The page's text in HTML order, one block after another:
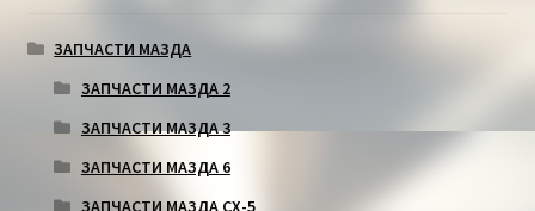
ЗАПЧАСТИ МАЗДА
ЗАПЧАСТИ МАЗДА 2
ЗАПЧАСТИ МАЗДА 3
ЗАПЧАСТИ МАЗДА 6
ЗАПЧАСТИ МАЗДА СХ-5